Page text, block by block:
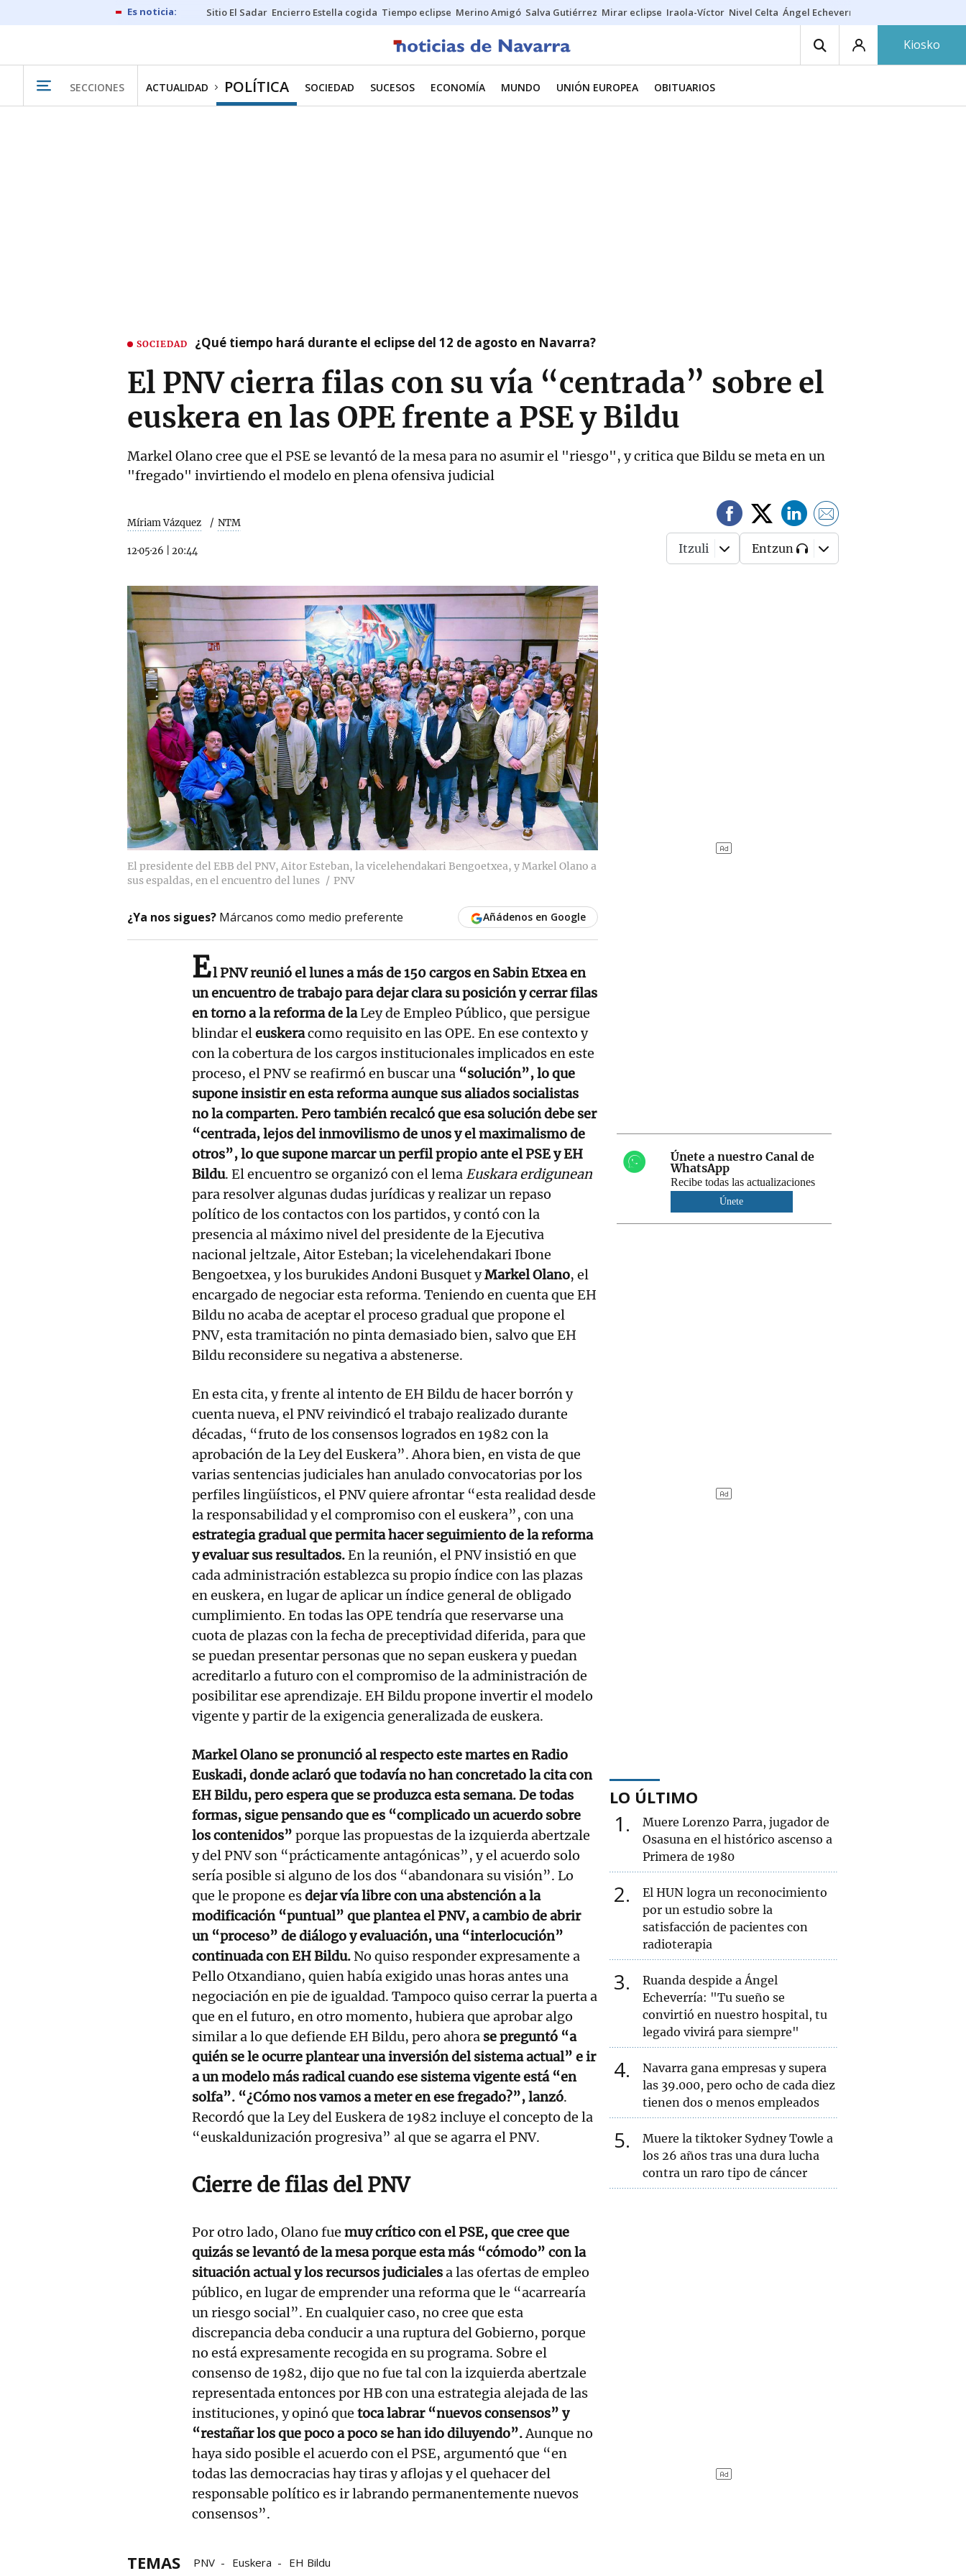
Sitio El Sadar Encierro Estella cogida Tiempo eclipse Merino Amigó Salva Gutiérrez Mirar eclipse Iraola-Víctor Nivel Celta Ángel Echeverría
Kiosko
SECCIONES ACTUALIDAD POLÍTICA SOCIEDAD SUCESOS ECONOMÍA MUNDO UNIÓN EUROPEA OBITUARIOS
SOCIEDAD ¿Qué tiempo hará durante el eclipse del 12 de agosto en Navarra?
El PNV cierra filas con su vía “centrada” sobre el
euskera en las OPE frente a PSE y Bildu
Markel Olano cree que el PSE se levantó de la mesa para no asumir el "riesgo", y critica que Bildu se meta en un
"fregado" invirtiendo el modelo en plena ofensiva judicial
Míriam Vázquez NTM
12·05·26 20:44 Itzuli Entzun
El presidente del EBB del PNV, Aitor Esteban, la vicelehendakari Bengoetxea, y Markel Olano a
sus espaldas, en el encuentro del lunes
PNV
¿Ya nos sigues? Márcanos como medio preferente Añádenos en Google
El PNV reunió el lunes a más de 150 cargos en Sabin Etxea en
un encuentro de trabajo para dejar clara su posición y cerrar filas
en torno a la reforma de laLey de Empleo Público, que persigue
blindar eleuskeracomo requisito en las OPE. En ese contexto y
con la cobertura de los cargos institucionales implicados en este
proceso, el PNV se reafirmó en buscar una “solución”, lo que
supone insistir en esta reforma aunque sus aliados socialistas
no la comparten. Pero también recalcó que esa solución debe ser
“centrada, lejos del inmovilismo de unos y el maximalismo de
otros”, lo que supone marcar un perfil propio ante el PSE y EH
Bildu. El encuentro se organizó con el lema Euskara erdigunean
para resolver algunas dudas jurídicas y realizar un repaso
político de los contactos con los partidos, y contó con la
presencia al máximo nivel del presidente de la Ejecutiva
nacional jeltzale, Aitor Esteban; la vicelehendakari Ibone
Bengoetxea, y los burukides Andoni Busquet yMarkel Olano, el
encargado de negociar esta reforma. Teniendo en cuenta que EH
Bildu no acaba de aceptar el proceso gradual que propone el
PNV, esta tramitación no pinta demasiado bien, salvo que EH
Bildu reconsidere su negativa a abstenerse.
En esta cita, y frente al intento de EH Bildu de hacer borrón y
cuenta nueva, el PNV reivindicó el trabajo realizado durante
décadas, “fruto de los consensos logrados en 1982 con la
aprobación de la Ley del Euskera”. Ahora bien, en vista de que
varias sentencias judiciales han anulado convocatorias por los
perfiles lingüísticos, el PNV quiere afrontar “esta realidad desde
la responsabilidad y el compromiso con el euskera”, con una
estrategia gradual que permita hacer seguimiento de la reforma
y evaluar sus resultados.En la reunión, el PNV insistió en que
cada administración establezca su propio índice con las plazas
en euskera, en lugar de aplicar un índice general de obligado
cumplimiento. En todas las OPE tendría que reservarse una
cuota de plazas con la fecha de preceptividad diferida, para que
se puedan presentar personas que no sepan euskera y puedan
acreditarlo a futuro con el compromiso de la administración de
posibilitar ese aprendizaje. EH Bildu propone invertir el modelo
vigente y partir de la exigencia generalizada de euskera.
Markel Olano se pronunció al respecto este martes en Radio
Euskadi, donde aclaró que todavía no han concretado la cita con
EH Bildu, pero espera que se produzca esta semana. De todas
formas, sigue pensando que es “complicado un acuerdo sobre
los contenidos” porque las propuestas de la izquierda abertzale
y del PNV son “prácticamente antagónicas”, y el acuerdo solo
sería posible si alguno de los dos “abandonara su visión”. Lo
que le propone esdejar vía libre con una abstención a la
modificación “puntual” que plantea el PNV, a cambio de abrir
un “proceso” de diálogo y evaluación, una “interlocución”
continuada con EH Bildu. No quiso responder expresamente a
Pello Otxandiano, quien había exigido unas horas antes una
negociación en pie de igualdad. Tampoco quiso cerrar la puerta a
que en el futuro, en otro momento, hubiera que aprobar algo
similar a lo que defiende EH Bildu, pero ahora se preguntó “a
quién se le ocurre plantear una inversión del sistema actual” e ir
a un modelo más radical cuando ese sistema vigente está “en
solfa”. “¿Cómo nos vamos a meter en ese fregado?”, lanzó.
Recordó que la Ley del Euskera de 1982 incluye el concepto de la
“euskaldunización progresiva” al que se agarra el PNV.
Cierre de filas del PNV
Por otro lado, Olano fue muy crítico con el PSE, que cree que
quizás se levantó de la mesa porque esta más “cómodo” con la
situación actual y los recursos judicialesa las ofertas de empleo
público, en lugar de emprender una reforma que le “acarrearía
un riesgo social”. En cualquier caso, no cree que esta
discrepancia deba conducir a una ruptura del Gobierno, porque
no está expresamente recogida en su programa. Sobre el
consenso de 1982, dijo que no fue tal con la izquierda abertzale
representada entonces por HB con una estrategia alejada de las
instituciones, y opinó que toca labrar “nuevos consensos” y
“restañar los que poco a poco se han ido diluyendo”.Aunque no
haya sido posible el acuerdo con el PSE, argumentó que “en
todas las democracias hay tiras y aflojas y el quehacer del
responsable político es ir labrando permanentemente nuevos
consensos”.
TEMAS PNV Euskera EH Bildu
Únete a nuestro Canal de
WhatsApp
Recibe todas las actualizaciones
Únete
LO ÚLTIMO
1
Muere Lorenzo Parra, jugador de
Osasuna en el histórico ascenso a
Primera de 1980
2
El HUN logra un reconocimiento
por un estudio sobre la
satisfacción de pacientes con
radioterapia
3
Ruanda despide a Ángel
Echeverría: "Tu sueño se
convirtió en nuestro hospital, tu
legado vivirá para siempre"
4
Navarra gana empresas y supera
las 39.000, pero ocho de cada diez
tienen dos o menos empleados
5
Muere la tiktoker Sydney Towle a
los 26 años tras una dura lucha
contra un raro tipo de cáncer